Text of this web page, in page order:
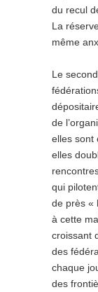
du recul
La
même
Le
de
elles sont
elles
qui
de près «
à cette
croissant
des
chaque
des